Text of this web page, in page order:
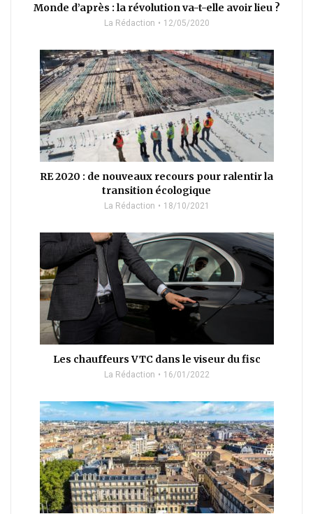
Monde d’après : la révolution va-t-elle avoir lieu ?
La Rédaction 12/05/2020
RE 2020 : de nouveaux recours pour ralentir la
transition écologique
La Rédaction 18/10/2021
Les chauffeurs VTC dans le viseur du fisc
La Rédaction 16/01/2022